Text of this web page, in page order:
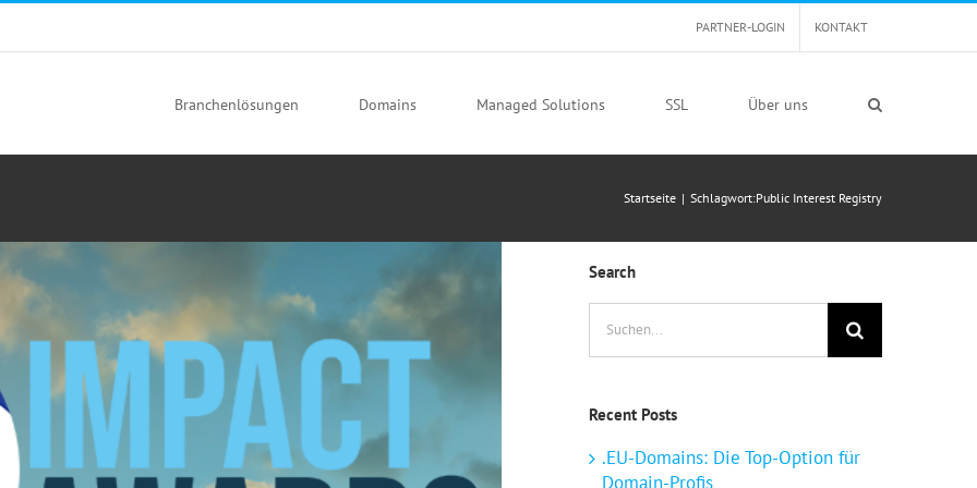
PARTNER-LOGIN KONTAKT
Branchenlösungen Domains Managed Solutions SSL Über uns
Startseite | Schlagwort:Public Interest Registry
Bewerbungen jetzt möglich!
Search
nach:
Recent Posts
.EU-Domains: Die Top-Option für
Domain-Profis